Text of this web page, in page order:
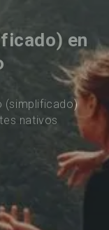
en
(simplificado)
nativos